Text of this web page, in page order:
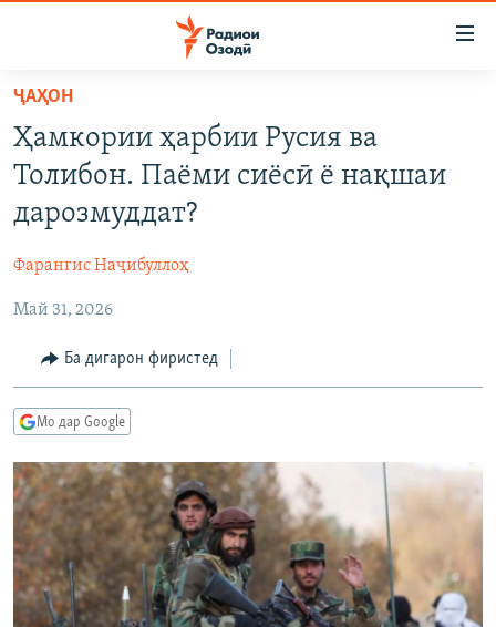
Ҷаҳиш
мояи
аслӣ
ба
феҳристи
аслӣ
Ҷаҳиш
ҷустор
ҚАЗИЯИ "КРОКУС"
ОСИЁИ МАРКАЗӢ
ФАРҲАНГ
ВАРЗИШ
ГАПИ ОЗОД
РӮЗГОРИ МУҲОҶИР
ТАҲҚИҚОТ
ҶАНГ ДАР УКРАИНА
НАЗАРИ МАРДУМ
ОЗОДӢ ОНЛАЙН
ВИДЕО
НИГОРИСТОН
ГУЗОРИШҲОИ РАДИОӢ
РӮЙХАТҲО
КИТОБҲОИ ОЗОДӢ
Русский
ПАЙГИРӢ КУНЕД
ҶАҲОН
Ҳамкории ҳарбии Русия ва
Толибон. Паёми сиёсӣ ё нақшаи
дарозмуддат?
Фарангис Наҷибуллоҳ
Май 31, 2026
Ба дигарон фиристед
Мо дар Google